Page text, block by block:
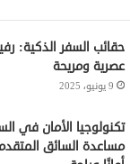
حقائب السفر الذكية:
عصرية ومريحة
9 يونيو، 2025
تكنولوجيا الأمان في